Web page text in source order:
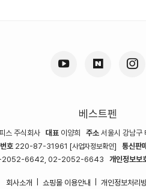
베스트펜
스 주식회사 대표이양희 주소서울시 강남구
호 220-87-31961 [사업자정보확인] 통신판
6642, 02-2052-6643 개인정보보
회사소개 쇼핑몰 이용안내 개인정보처리